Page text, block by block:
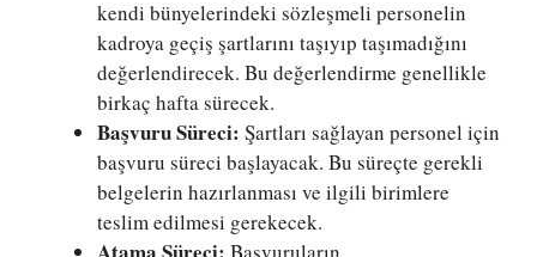
kendi bünyelerindeki sözleşmeli personelin
kadroya geçiş şartlarını taşıyıp taşımadığını
değerlendirecek. Bu değerlendirme genellikle
birkaç hafta sürecek.
Başvuru Süreci: Şartları sağlayan personel için
başvuru süreci başlayacak. Bu süreçte gerekli
belgelerin hazırlanması ve ilgili birimlere
teslim edilmesi gerekecek.